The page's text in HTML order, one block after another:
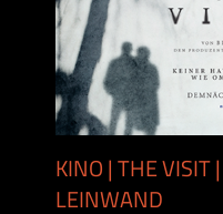
KINO | THE VISIT
LEINWAND